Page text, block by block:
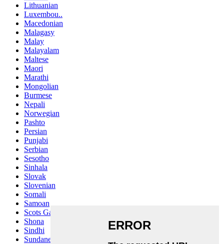
Lithuanian
Luxembou..
Macedonian
Malagasy
Malay
Malayalam
Maltese
Maori
Marathi
Mongolian
Burmese
Nepali
Norwegian
Pashto
Persian
Punjabi
Serbian
Sesotho
Sinhala
Slovak
Slovenian
Somali
Samoan
Scots Gaelic
Shona
Sindhi
Sundanese